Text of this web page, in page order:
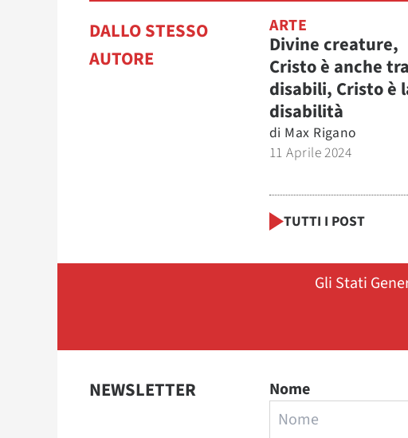
DALLO STESSO
AUTORE
ARTE
Divine creature,
Cristo è anche
disabili, Cristo è
disabilità
di Max Rigano
11 Aprile 2024
TUTTI I POST
Gli Stati
NEWSLETTER Nome